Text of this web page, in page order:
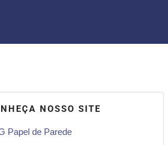
NOSSO SITE
Papel de Parede